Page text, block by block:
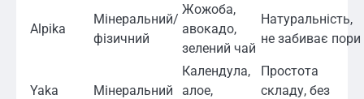
Alpika
Мінеральний/
фізичний
Жожоба,
авокадо,
зелений чай
Натуральність,
не забиває пори
Yaka Мінеральний
Календула,
алое,
Простота
складу, без